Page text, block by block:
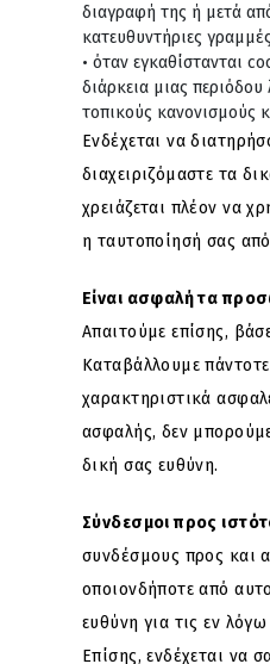
διαγραφή της ή μετά
κατευθυντήριες
όταν εγκαθίστανται
διάρκεια μιας
τοπικούς κανονισμούς
Ενδέχεται να
διαχειριζόμαστε τα
χρειάζεται πλέον να
η ταυτοποίησή σας
Είναι ασφαλή τα
Απαιτούμε επίσης,
Καταβάλλουμε
χαρακτηριστικά
ασφαλής, δεν
δική σας ευθύνη.
Σύνδεσμοι προς
συνδέσμους προς και
οποιονδήποτε από
ευθύνη για τις εν
Επίσης, ενδέχεται να